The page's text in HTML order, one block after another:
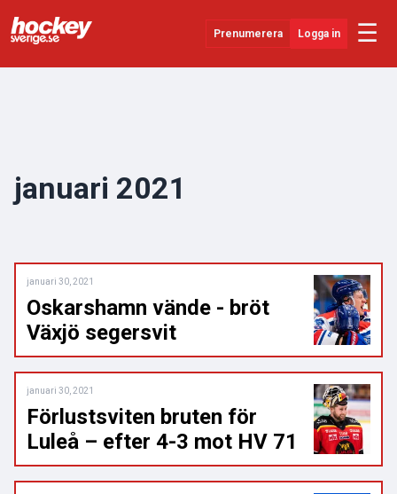
Prenumerera Logga in ☰
Evenemang
januari 2021
januari 30, 2021
Oskarshamn vände - bröt
Växjö segersvit
januari 30, 2021
Förlustsviten bruten för
Luleå – efter 4-3 mot HV 71